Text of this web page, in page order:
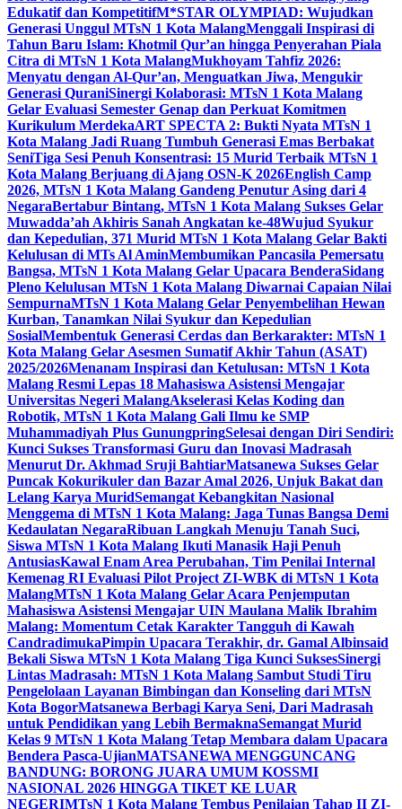
Edukatif dan KompetitifM*STAR OLYMPIAD: Wujudkan
Generasi Unggul MTsN 1 Kota MalangMenggali Inspirasi di
Tahun Baru Islam: Khotmil Qur’an hingga Penyerahan Piala
Citra di MTsN 1 Kota MalangMukhoyam Tahfiz 2026:
Menyatu dengan Al-Qur’an, Menguatkan Jiwa, Mengukir
Generasi QuraniSinergi Kolaborasi: MTsN 1 Kota Malang
Gelar Evaluasi Semester Genap dan Perkuat Komitmen
Kurikulum MerdekaART SPECTA 2: Bukti Nyata MTsN 1
Kota Malang Jadi Ruang Tumbuh Generasi Emas Berbakat
SeniTiga Sesi Penuh Konsentrasi: 15 Murid Terbaik MTsN 1
Kota Malang Berjuang di Ajang OSN-K 2026English Camp
2026, MTsN 1 Kota Malang Gandeng Penutur Asing dari 4
NegaraBertabur Bintang, MTsN 1 Kota Malang Sukses Gelar
Muwadda’ah Akhiris Sanah Angkatan ke-48Wujud Syukur
dan Kepedulian, 371 Murid MTsN 1 Kota Malang Gelar Bakti
Kelulusan di MTs Al AminMembumikan Pancasila Pemersatu
Bangsa, MTsN 1 Kota Malang Gelar Upacara BenderaSidang
Pleno Kelulusan MTsN 1 Kota Malang Diwarnai Capaian Nilai
SempurnaMTsN 1 Kota Malang Gelar Penyembelihan Hewan
Kurban, Tanamkan Nilai Syukur dan Kepedulian
SosialMembentuk Generasi Cerdas dan Berkarakter: MTsN 1
Kota Malang Gelar Asesmen Sumatif Akhir Tahun (ASAT)
2025/2026Menanam Inspirasi dan Ketulusan: MTsN 1 Kota
Malang Resmi Lepas 18 Mahasiswa Asistensi Mengajar
Universitas Negeri MalangAkselerasi Kelas Koding dan
Robotik, MTsN 1 Kota Malang Gali Ilmu ke SMP
Muhammadiyah Plus GunungpringSelesai dengan Diri Sendiri:
Kunci Sukses Transformasi Guru dan Inovasi Madrasah
Menurut Dr. Akhmad Sruji BahtiarMatsanewa Sukses Gelar
Puncak Kokurikuler dan Bazar Amal 2026, Unjuk Bakat dan
Lelang Karya MuridSemangat Kebangkitan Nasional
Menggema di MTsN 1 Kota Malang: Jaga Tunas Bangsa Demi
Kedaulatan NegaraRibuan Langkah Menuju Tanah Suci,
Siswa MTsN 1 Kota Malang Ikuti Manasik Haji Penuh
AntusiasKawal Enam Area Perubahan, Tim Penilai Internal
Kemenag RI Evaluasi Pilot Project ZI-WBK di MTsN 1 Kota
MalangMTsN 1 Kota Malang Gelar Acara Penjemputan
Mahasiswa Asistensi Mengajar UIN Maulana Malik Ibrahim
Malang: Momentum Cetak Karakter Tangguh di Kawah
CandradimukaPimpin Upacara Terakhir, dr. Gamal Albinsaid
Bekali Siswa MTsN 1 Kota Malang Tiga Kunci SuksesSinergi
Lintas Madrasah: MTsN 1 Kota Malang Sambut Studi Tiru
Pengelolaan Layanan Bimbingan dan Konseling dari MTsN
Kota BogorMatsanewa Berbagi Karya Seni, Dari Madrasah
untuk Pendidikan yang Lebih BermaknaSemangat Murid
Kelas 9 MTsN 1 Kota Malang Tetap Membara dalam Upacara
Bendera Pasca-UjianMATSANEWA MENGGUNCANG
BANDUNG: BORONG JUARA UMUM KOSSMI
NASIONAL 2026 HINGGA TIKET KE LUAR
NEGERIMTsN 1 Kota Malang Tembus Penilaian Tahap II ZI-